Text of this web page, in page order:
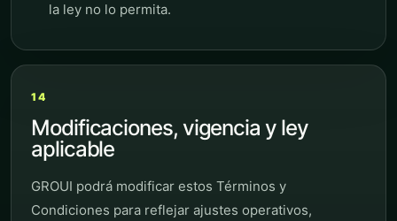
la ley no lo permita.
14
Modificaciones, vigencia y ley
aplicable
GROUI podrá modificar estos Términos y
Condiciones para reflejar ajustes operativos,